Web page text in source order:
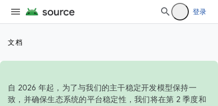
登录
文档
自 2026 年起，为了与我们的主干稳定开发模型保持一
致，并确保生态系统的平台稳定性，我们将在第 2 季度和